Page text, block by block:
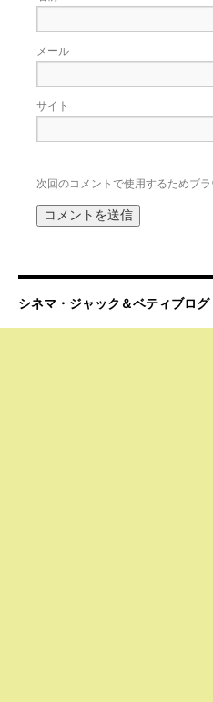
メール
サイト
次回のコメントで使用するためブ
シネマ・ジャック＆ベティブログ